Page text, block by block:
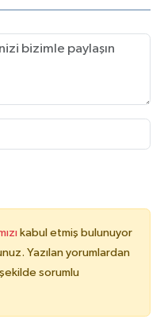
kabul etmiş bulunuyor
Yazılan yorumlardan
sorumlu